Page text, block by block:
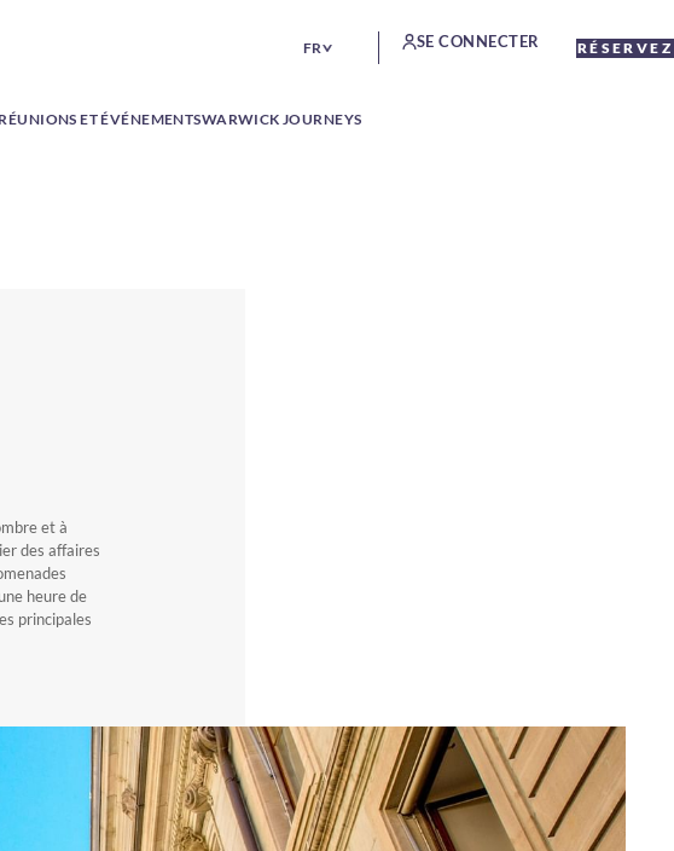
FR SE CONNECTER RÉSERVEZ
RÉUNIONS ET ÉVÉNEMENTSWARWICK JOURNEYS
et à
des affaires
heure de
principales